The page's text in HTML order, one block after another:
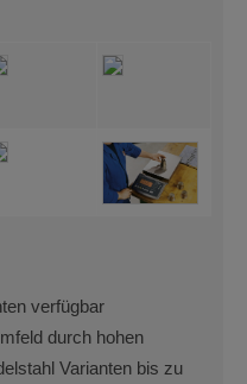
verfügbar
durch hohen
Varianten bis zu